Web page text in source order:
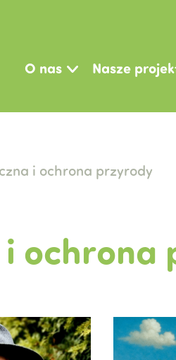
O nas
Nasze
i ochrona przyrody
ochrona